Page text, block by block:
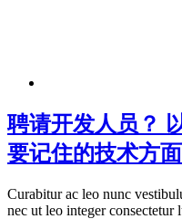
聘请开发人员？
要记住的技术方面
Curabitur ac leo nunc
nec ut leo integer consectetur